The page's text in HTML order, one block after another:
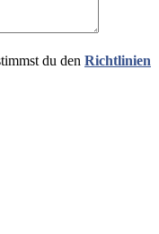
du den Richtlinien